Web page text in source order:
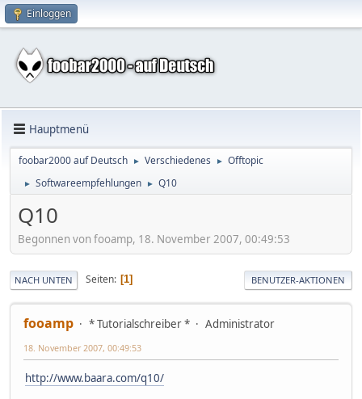
Einloggen
Hauptmenü
foobar2000 auf Deutsch ► Verschiedenes ► Offtopic
► Softwareempfehlungen ► Q10
Q10
Begonnen von fooamp, 18. November 2007, 00:49:53
NACH UNTEN Seiten 1 BENUTZER-AKTIONEN
fooamp * Tutorialschreiber * Administrator
18. November 2007, 00:49:53
http://www.baara.com/q10/